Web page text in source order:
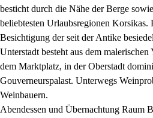
besticht durch die Nähe der Berge
beliebtesten Urlaubsregionen Korsikas.
Besichtigung der seit der Antike
Unterstadt besteht aus dem
dem Marktplatz, in der Oberstadt
Gouverneurspalast. Unterwegs
Weinbauern.
Abendessen und Übernachtung Raum